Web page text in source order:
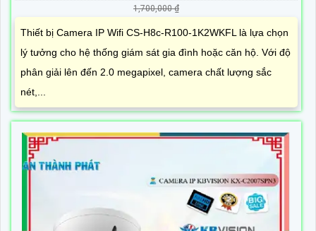
1,700,000 ₫
Thiết bị Camera IP Wifi CS-H8c-R100-1K2WKFL là lựa chọn
lý tưởng cho hệ thống giám sát gia đình hoặc căn hộ. Với độ
phân giải lên đến 2.0 megapixel, camera chất lượng sắc
nét,...